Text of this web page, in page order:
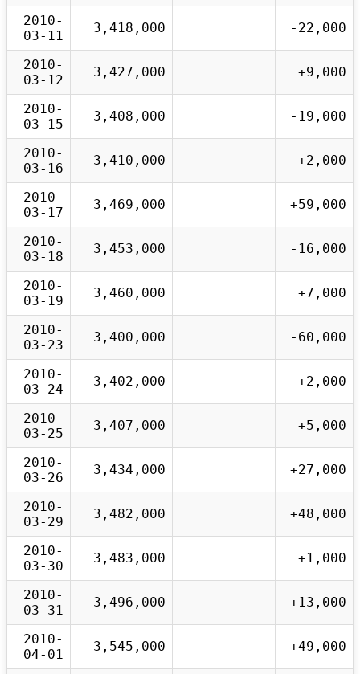
2010-
03-11
3,418,000 -22,000
2010-
03-12
3,427,000 +9,000
2010-
03-15
3,408,000 -19,000
2010-
03-16
3,410,000 +2,000
2010-
03-17
3,469,000 +59,000
2010-
03-18
3,453,000 -16,000
2010-
03-19
3,460,000 +7,000
2010-
03-23
3,400,000 -60,000
2010-
03-24
3,402,000 +2,000
2010-
03-25
3,407,000 +5,000
2010-
03-26
3,434,000 +27,000
2010-
03-29
3,482,000 +48,000
2010-
03-30
3,483,000 +1,000
2010-
03-31
3,496,000 +13,000
2010-
04-01
3,545,000 +49,000